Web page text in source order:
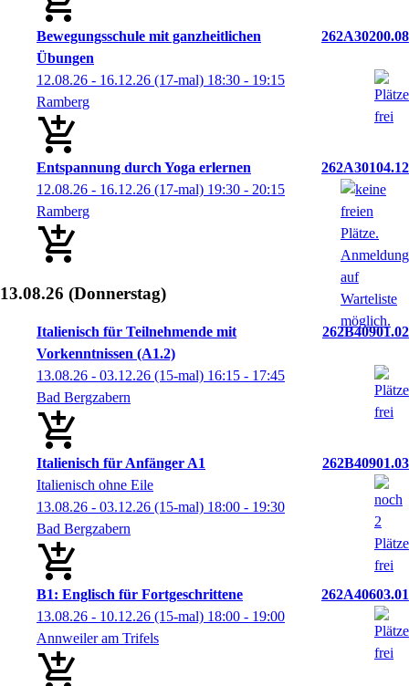
Bewegungsschule mit ganzheitlichen
Übungen
262A30200.08
12.08.26 - 16.12.26 (17-mal) 18:30 - 19:15
Ramberg
Entspannung durch Yoga erlernen
262A30104.12
12.08.26 - 16.12.26 (17-mal) 19:30 - 20:15
Ramberg
13.08.26 (Donnerstag)
Italienisch für Teilnehmende mit
Vorkenntnissen (A1.2)
262B40901.02
13.08.26 - 03.12.26 (15-mal) 16:15 - 17:45
Bad Bergzabern
Italienisch für Anfänger A1
262B40901.03
Italienisch ohne Eile
13.08.26 - 03.12.26 (15-mal) 18:00 - 19:30
Bad Bergzabern
B1: Englisch für Fortgeschrittene
262A40603.01
13.08.26 - 10.12.26 (15-mal) 18:00 - 19:00
Annweiler am Trifels